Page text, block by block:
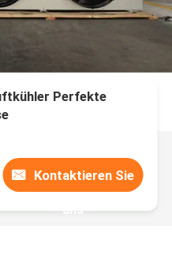
Perfekte
Kontaktieren Sie
uns